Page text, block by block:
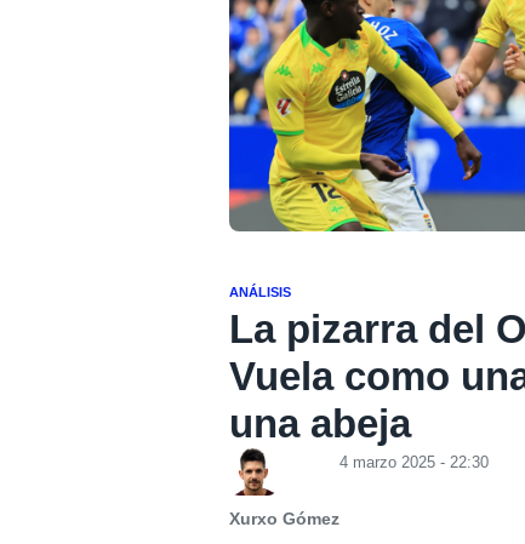
ANÁLISIS
La pizarra del
Vuela como
una abeja
Xurxo Gómez
4 marzo 2025 - 22:30